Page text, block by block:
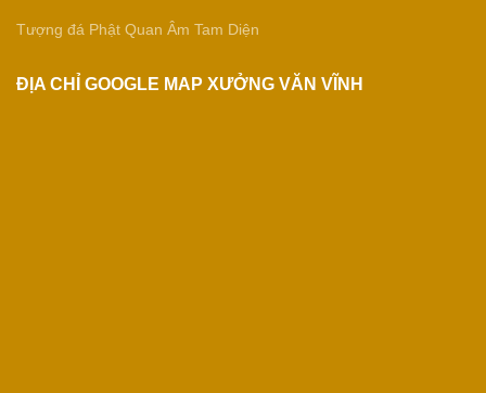
Tượng đá Phật Quan Âm Tam Diện
ĐỊA CHỈ GOOGLE MAP XƯỞNG VĂN VĨNH